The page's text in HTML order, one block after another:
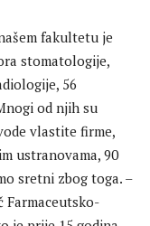
fakultetu je
stomatologije,
56
od njih su
vlastite firme,
ustranovama, 90
sretni zbog toga. –
Farmaceutsko-